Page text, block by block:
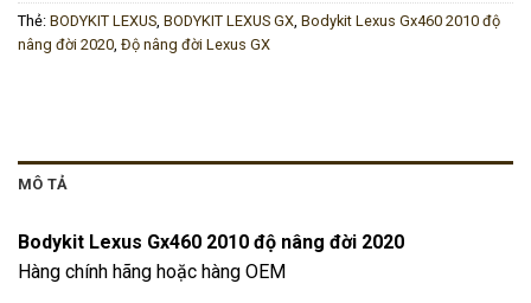
Thẻ: BODYKIT LEXUS, BODYKIT LEXUS GX, Bodykit Lexus Gx460 2010 độ
nâng đời 2020, Độ nâng đời Lexus GX
MÔ TẢ
Bodykit Lexus Gx460 2010 độ nâng đời 2020
Hàng chính hãng hoặc hàng OEM